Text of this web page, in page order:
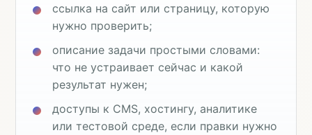
ссылка на сайт или страницу, которую
нужно проверить;
описание задачи простыми словами:
что не устраивает сейчас и какой
результат нужен;
доступы к CMS, хостингу, аналитике
или тестовой среде, если правки нужно